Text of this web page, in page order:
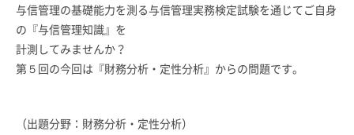
与信管理の基礎能力を測る与信管理実務検定試験を通じてご自身
の『与信管理知識』を
計測してみませんか？
第５回の今回は『財務分析・定性分析』からの問題です。
（出題分野：財務分析・定性分析）